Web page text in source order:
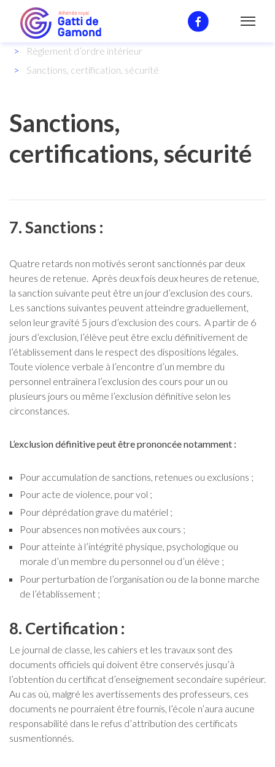
Notre enseignement
Règlement d’ordre intérieur
Sanctions, certification, sécurité
Sanctions,
certifications, sécurité
7. Sanctions :
Quatre retards non motivés seront sanctionnés par deux
heures de retenue. Après deux fois deux heures de retenue,
la sanction suivante peut être un jour d’exclusion des cours.
Les sanctions suivantes peuvent atteindre graduellement,
selon leur gravité 5 jours d’exclusion des cours. A partir de 6
jours d’exclusion, l’élève peut être exclu définitivement de
l’établissement dans le respect des dispositions légales.
Toute violence verbale à l’encontre d’un membre du
personnel entraînera l’exclusion des cours pour un ou
plusieurs jours ou même l’exclusion définitive selon les
circonstances.
L’exclusion définitive peut être prononcée notamment :
Pour accumulation de sanctions, retenues ou exclusions ;
Pour acte de violence, pour vol ;
Pour déprédation grave du matériel ;
Pour absences non motivées aux cours ;
Pour atteinte à l’intégrité physique, psychologique ou
morale d’un membre du personnel ou d’un élève ;
Pour perturbation de l’organisation ou de la bonne marche
de l’établissement ;
8. Certification :
Le journal de classe, les cahiers et les travaux sont des
documents officiels qui doivent être conservés jusqu’à
l’obtention du certificat d’enseignement secondaire supérieur.
Au cas où, malgré les avertissements des professeurs, ces
documents ne pourraient être fournis, l’école n’aura aucune
responsabilité dans le refus d’attribution des certificats
susmentionnés.